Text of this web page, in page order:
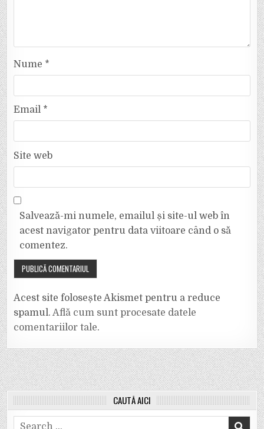
Nume *
Email *
Site web
Salvează-mi numele, emailul și site-ul web în
acest navigator pentru data viitoare când o să
comentez.
Acest site folosește Akismet pentru a reduce
spamul.Află cum sunt procesate datele
comentariilor tale.
CAUTĂ AICI
Search